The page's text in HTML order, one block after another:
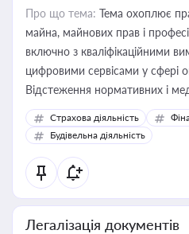
Про що тема: Тема охоплює
майна, майнових прав і
включно з кваліфікаційними
цифровими сервісами у сфері
Відстеження нормативних і
корисне для власника бізнесу,
бухгалтера під час
державного майна,
статусу суб'єктів оціночної
Страхова діяльність
Будівельна діяльність
Легалізація документів